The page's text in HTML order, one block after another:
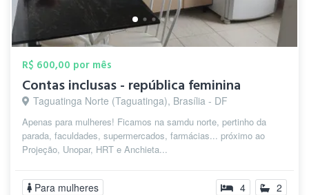
R$ 600,00 por mês
Contas inclusas - república feminina
Taguatinga Norte (Taguatinga), Brasília - DF
Apenas para mulheres! Ficamos na samdu norte, pertinho da
parada, faculdades, supermercados, farmácias... próximo ao
Projeção, Unopar, HRT e Anchieta...
Para mulheres 4 2